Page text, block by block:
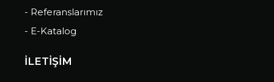
- Referanslarımız
- E-Katalog
İLETİŞİM